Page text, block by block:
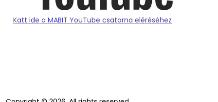
Katt ide a MABIT YouTube csatorna eléréséhez